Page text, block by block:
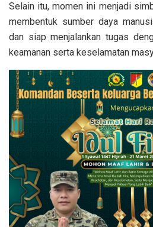
Selain itu, momen ini menjadi
membentuk sumber daya
dan siap menjalankan tugas
keamanan serta keselamatan